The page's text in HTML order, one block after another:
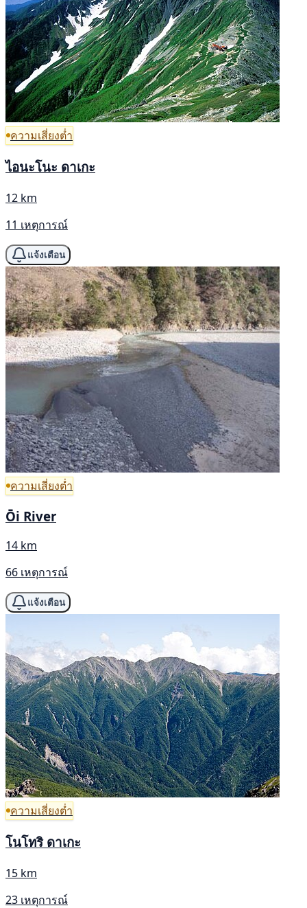
ความเสี่ยงต่ำ
ไอนะโนะ ดาเกะ
12 km
11 เหตุการณ์
แจ้งเตือน
ความเสี่ยงต่ำ
Ōi River
14 km
66 เหตุการณ์
แจ้งเตือน
ความเสี่ยงต่ำ
โนโทริ ดาเกะ
15 km
23 เหตุการณ์